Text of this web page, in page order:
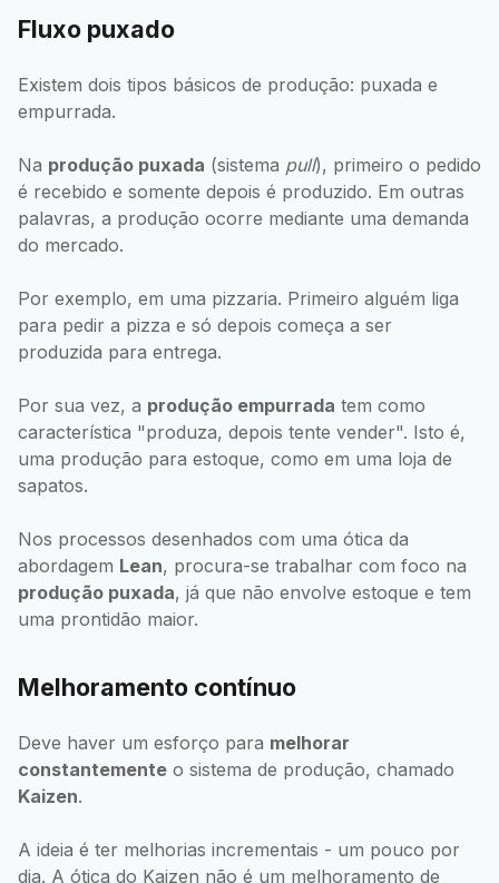
Fluxo puxado
Existem dois tipos básicos de produção: puxada e
empurrada.
Na produção puxada (sistema pull), primeiro o pedido
é recebido e somente depois é produzido. Em outras
palavras, a produção ocorre mediante uma demanda
do mercado.
Por exemplo, em uma pizzaria. Primeiro alguém liga
para pedir a pizza e só depois começa a ser
produzida para entrega.
Por sua vez, a produção empurrada tem como
característica "produza, depois tente vender". Isto é,
uma produção para estoque, como em uma loja de
sapatos.
Nos processos desenhados com uma ótica da
abordagem Lean, procura-se trabalhar com foco na
produção puxada, já que não envolve estoque e tem
uma prontidão maior.
Melhoramento contínuo
Deve haver um esforço para melhorar
constantemente o sistema de produção, chamado
Kaizen.
A ideia é ter melhorias incrementais - um pouco por
dia. A ótica do Kaizen não é um melhoramento de